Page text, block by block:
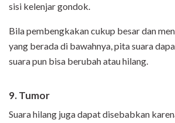
sisi kelenjar gondok.
Bila pembengkakan cukup besar dan
yang berada di bawahnya, pita suara
suara pun bisa berubah atau hilang.
9. Tumor
Suara hilang juga dapat disebabkan